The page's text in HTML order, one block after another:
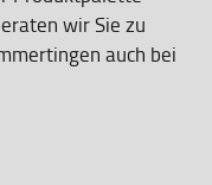
wir Sie zu
auch bei